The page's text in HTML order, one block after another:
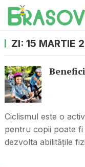
ZI: 15 MARTIE
Ciclismul este o
pentru copii poate fi
dezvolta abilitățile